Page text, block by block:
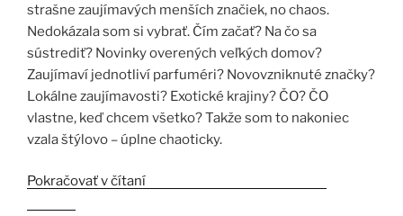
strašne zaujímavých menších značiek, no chaos.
Nedokázala som si vybrať. Čím začať? Na čo sa
sústrediť? Novinky overených veľkých domov?
Zaujímaví jednotliví parfuméri? Novovzniknuté značky?
Lokálne zaujímavosti? Exotické krajiny? ČO? ČO
vlastne, keď chcem všetko? Takže som to nakoniec
vzala štýlovo – úplne chaoticky.
Pokračovať v čítaní